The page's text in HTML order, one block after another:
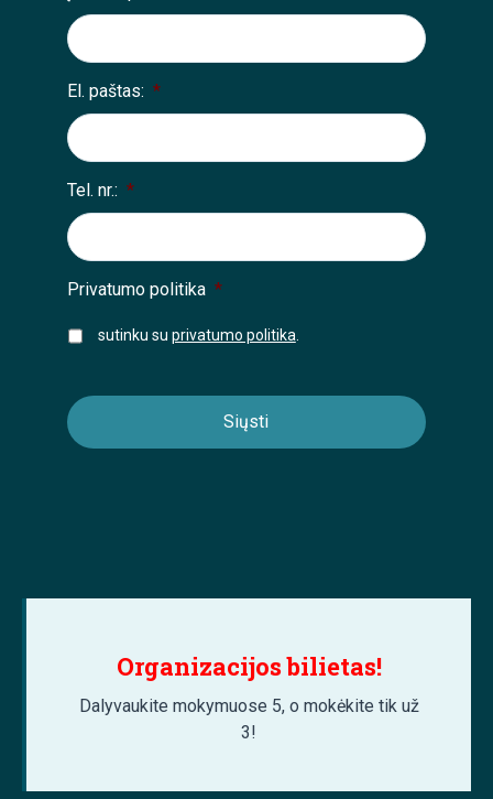
El. paštas: *
Tel. nr.: *
Privatumo politika *
sutinku su privatumo politika
Organizacijos bilietas!
Dalyvaukite mokymuose 5, o mokėkite tik už
3!